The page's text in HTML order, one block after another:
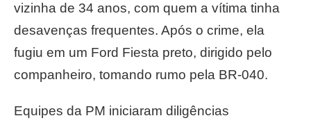
vizinha de 34 anos, com quem a vítima tinha
desavenças frequentes. Após o crime, ela
fugiu em um Ford Fiesta preto, dirigido pelo
companheiro, tomando rumo pela BR-040.
Equipes da PM iniciaram diligências